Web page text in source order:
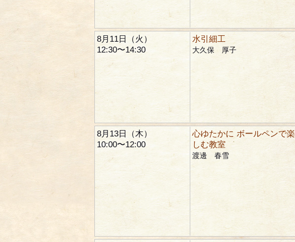
8月11日（火）
12:30〜14:30
水引細工
大久保 厚子
8月13日（木）
10:00〜12:00
心ゆたかに ボールペンで楽
しむ教室
渡邊 春雪